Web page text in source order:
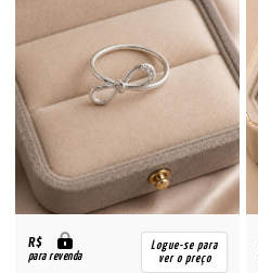
R$
para revenda
Logue-se para
ver o preço